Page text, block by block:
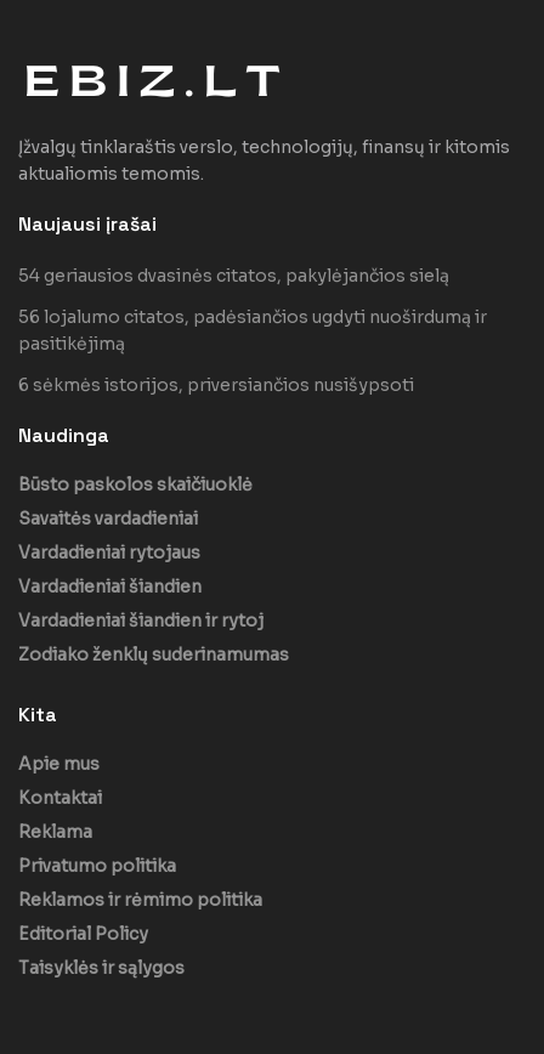
Įžvalgų tinklaraštis verslo, technologijų, finansų ir kitomis
aktualiomis temomis.
Naujausi įrašai
54 geriausios dvasinės citatos, pakylėjančios sielą
56 lojalumo citatos, padėsiančios ugdyti nuoširdumą ir
pasitikėjimą
6 sėkmės istorijos, priversiančios nusišypsoti
Naudinga
Būsto paskolos skaičiuoklė
Savaitės vardadieniai
Vardadieniai rytojaus
Vardadieniai šiandien
Vardadieniai šiandien ir rytoj
Zodiako ženklų suderinamumas
Kita
Apie mus
Kontaktai
Reklama
Privatumo politika
Reklamos ir rėmimo politika
Editorial Policy
Taisyklės ir sąlygos